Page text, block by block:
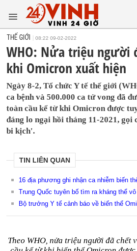
THẾ GIỚI 08:22 09-02-2022
WHO: Nửa triệu người
khi Omicron xuất hiện
Ngày 8-2, Tổ chức Y tế thế giới
ca bệnh và 500.000 ca tử vong đã
toàn cầu kể từ khi Omicron được
đáng lo ngại hồi tháng 11-2021, gọi
bi kịch'.
TIN LIÊN QUAN
16 địa phương ghi nhận ca nhiễm biến
Trung Quốc tuyên bố tìm ra kháng thể
Bộ trưởng Y tế cảnh báo về biến thể
Theo WHO, nửa triệu người đã chết